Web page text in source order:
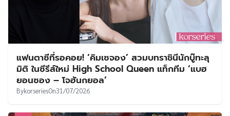
แฟนตาซีที่รอคอย! ‘คิมเซจอง’ สวมบทราชินีนักบู๊ทะลุ
มิติ ในซีรีส์ใหม่ High School Queen แท็กทีม ‘แบฮ
ยอนซอง – โจฮันกยอล’
BykorseriesOn31/07/2026